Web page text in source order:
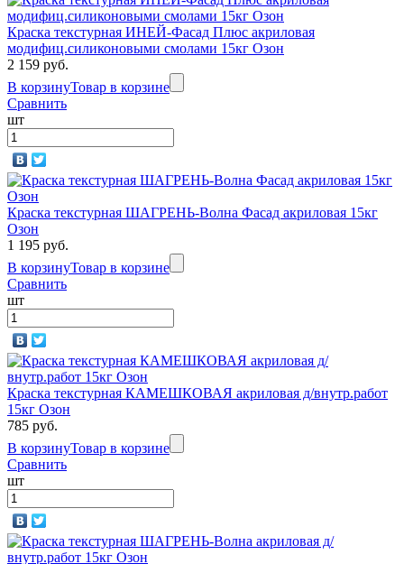
Краска текстурная ИНЕЙ-Фасад Плюс акриловая
модифиц.силиконовыми смолами 15кг Озон
2 159 руб.
В корзинуТовар в корзине
Сравнить
шт
Краска текстурная ШАГРЕНЬ-Волна Фасад акриловая 15кг
Озон
1 195 руб.
В корзинуТовар в корзине
Сравнить
шт
Краска текстурная КАМЕШКОВАЯ акриловая д/внутр.работ
15кг Озон
785 руб.
В корзинуТовар в корзине
Сравнить
шт